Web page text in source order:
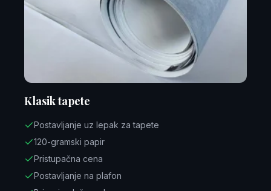
Klasik tapete
Postavljanje uz lepak za tapete
120-gramski papir
Pristupačna cena
Postavljanje na plafon